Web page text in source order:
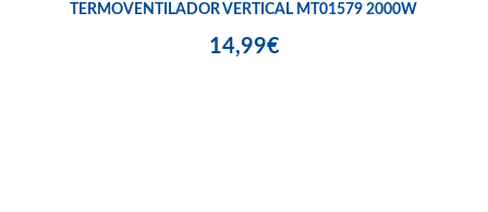
TERMOVENTILADOR VERTICAL MT01579 2000W
14,99€